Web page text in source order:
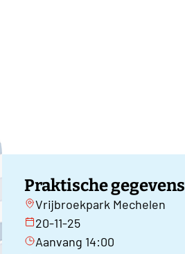
Praktische gegevens
Vrijbroekpark Mechelen
20-11-25
Aanvang 14:00